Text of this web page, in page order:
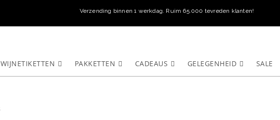
Verzending binnen 1 werkdag. Ruim 65.000 tevreden klanten!
WIJNETIKETTEN PAKKETTEN CADEAUS GELEGENHEID SALE